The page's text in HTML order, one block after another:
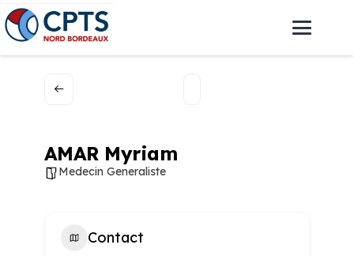
AMAR Myriam
Medecin Generaliste
Contact